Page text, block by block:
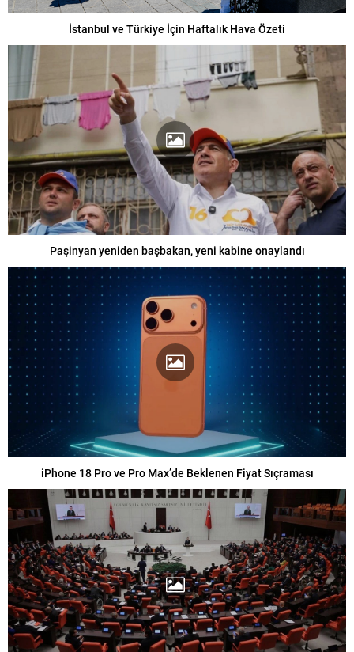
İstanbul ve Türkiye İçin Haftalık Hava Özeti
Paşinyan yeniden başbakan, yeni kabine onaylandı
iPhone 18 Pro ve Pro Max’de Beklenen Fiyat Sıçraması